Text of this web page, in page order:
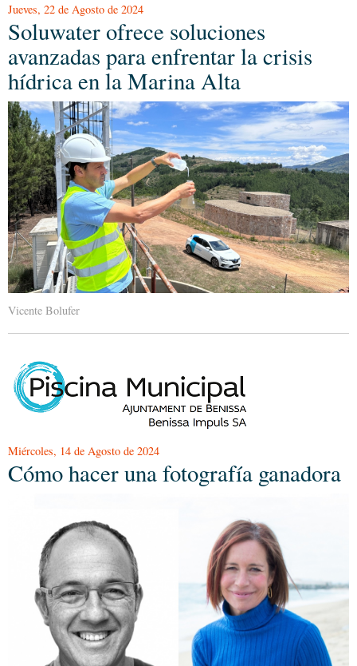
Jueves, 22 de Agosto de 2024
Soluwater ofrece soluciones
avanzadas para enfrentar la crisis
hídrica en la Marina Alta
Vicente Bolufer
Miércoles, 14 de Agosto de 2024
Cómo hacer una fotografía ganadora